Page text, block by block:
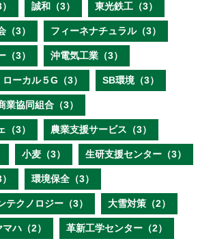
誠和（3） 東光鉄工（3）
（3） フィーネナチュラル（3）
（3） 沖電気工業（3）
ローカル５G（3） SB環境（3）
業協同組合（3）
（3） 農業支援サービス（3）
小麦（3） 生研支援センター（3）
環境保全（3）
テクノロジー（3） 大雪対策（2）
マハ（2） 革新工学センター（2）